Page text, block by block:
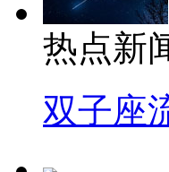
热点新
双子座